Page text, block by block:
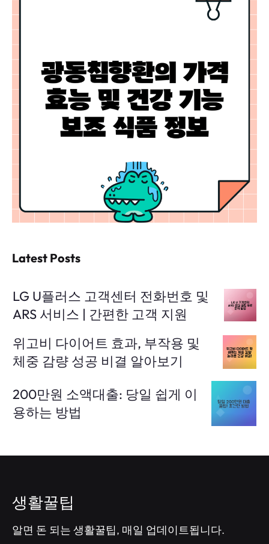
Latest Posts
LG U플러스 고객센터 전화번호 및
ARS 서비스 | 간편한 고객 지원
위고비 다이어트 효과, 부작용 및
체중 감량 성공 비결 알아보기
200만원 소액대출: 당일 쉽게 이
용하는 방법
생활꿀팁
알면 돈 되는 생활꿀팁, 매일 업데이트됩니다.